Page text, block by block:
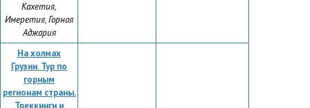
Кахетия,
Имеретия, Горная
Аджария
На холмах
Грузии. Тур по
горным
регионам страны.
Треккинги и